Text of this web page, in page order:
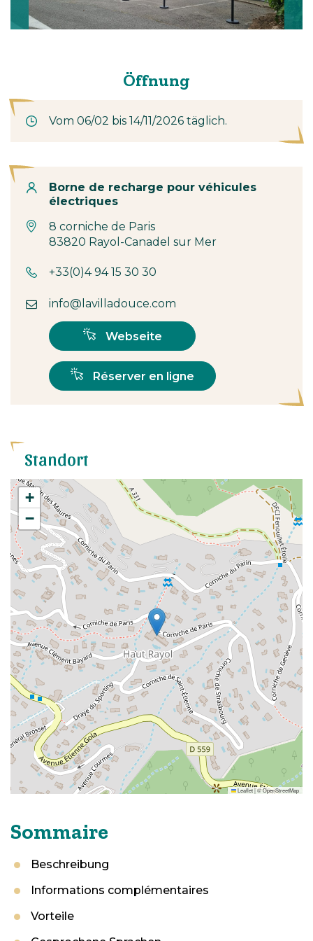
Sommaire
Beschreibung
Informations complémentaires
Vorteile
Öffnung
Vom 06/02 bis 14/11/2026 täglich.
Kontakt
Borne de recharge pour véhicules
électriques
8 corniche de Paris
83820 Rayol-Canadel sur Mer
+33(0)4 94 15 30 30
info@lavilladouce.com
Webseite
Réserver en ligne
Standort
+
−
Leaflet|©OpenStreetMap